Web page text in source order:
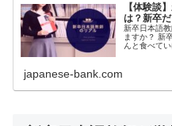
【体験談
は？新卒
新卒日本語
ますか？ 新
んと食べて
japanese-bank.com